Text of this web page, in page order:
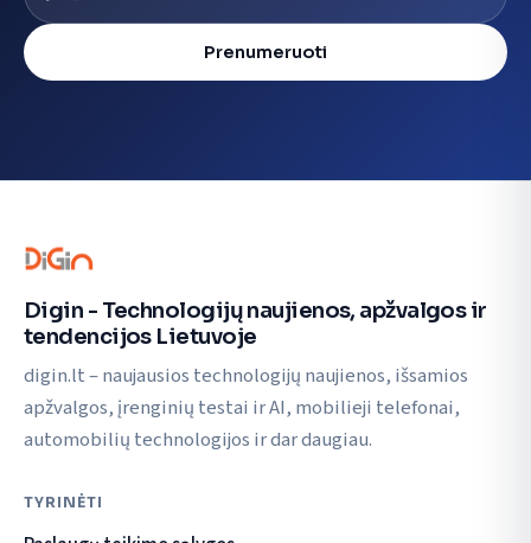
Prenumeruoti
Digin - Technologijų naujienos, apžvalgos ir
tendencijos Lietuvoje
digin.lt – naujausios technologijų naujienos, išsamios
apžvalgos, įrenginių testai ir AI, mobilieji telefonai,
automobilių technologijos ir dar daugiau.
TYRINĖTI